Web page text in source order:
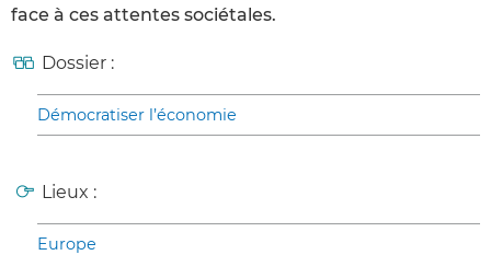
face à ces attentes sociétales.
Dossier :
Démocratiser l’économie
Lieux :
Europe